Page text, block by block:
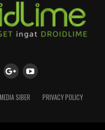
SIBER PRIVACY POLICY